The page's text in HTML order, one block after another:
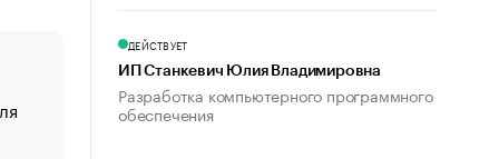
«От спорта тело стареет иначе». Как живет глава
создавшей GTA
ДЕЙСТВУЕТ
ИП Станкевич Юлия Владимировна
Разработка компьютерного программного
обеспечения